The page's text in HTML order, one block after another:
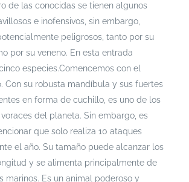
de las conocidas se tienen algunos
e inofensivos, sin embargo,
peligrosos, tanto por su
por su veneno. En esta entrada
especies.Comencemos con el
Con su robusta mandíbula y sus fuertes
en forma de cuchillo, es uno de los
del planeta. Sin embargo, es
que solo realiza 10 ataques
el año. Su tamaño puede alcanzar los
y se alimenta principalmente de
marinos. Es un animal poderoso y